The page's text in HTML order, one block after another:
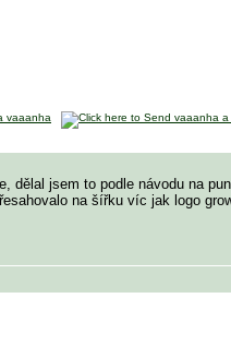
jsem to podle návodu na
na šířku víc jak logo